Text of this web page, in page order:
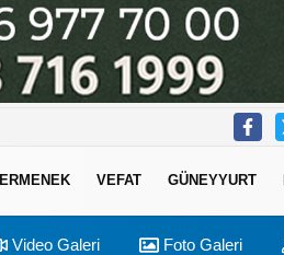
ERMENEK VEFAT GÜNEYYURT
Video Galeri Foto Galeri